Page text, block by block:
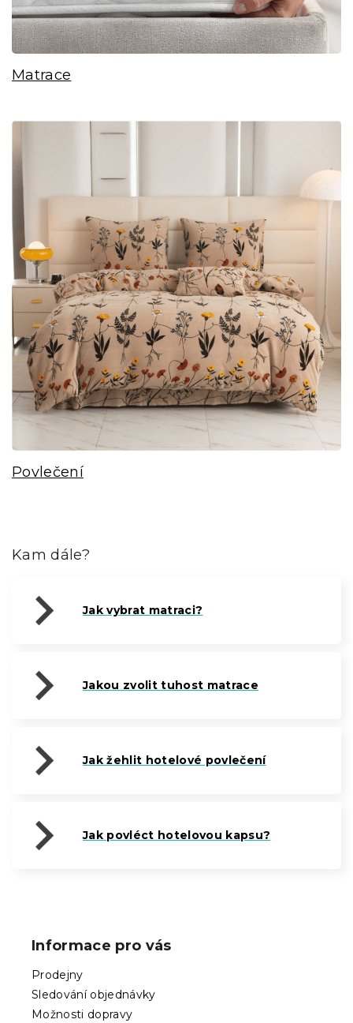
Matrace
Povlečení
Kam dále?
Jak vybrat matraci?
Jakou zvolit tuhost matrace
Jak žehlit hotelové povlečení
Jak povléct hotelovou kapsu?
Informace pro vás
Prodejny
Sledování objednávky
Možnosti dopravy